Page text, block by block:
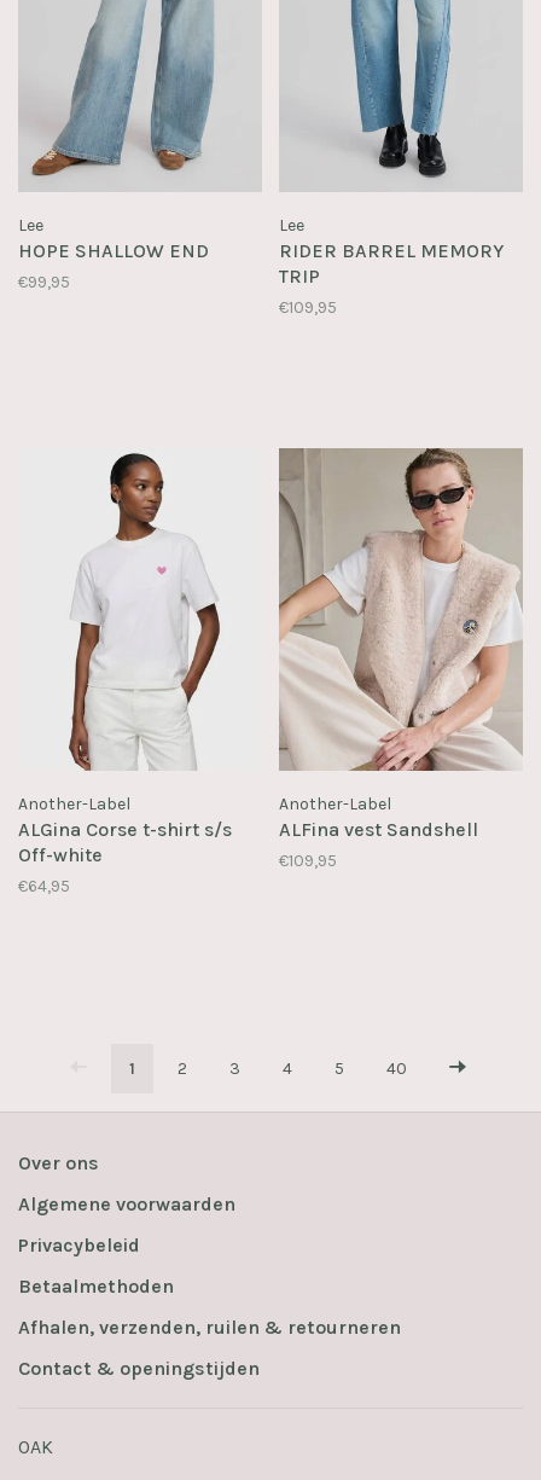
Lee
HOPE SHALLOW END
€99,95
Lee
RIDER BARREL MEMORY
TRIP
€109,95
Another-Label
ALGina Corse t-shirt s/s
Off-white
€64,95
Another-Label
ALFina vest Sandshell
€109,95
1 2 3 4 5 40
Over ons
Algemene voorwaarden
Privacybeleid
Betaalmethoden
Afhalen, verzenden, ruilen & retourneren
Contact & openingstijden
OAK